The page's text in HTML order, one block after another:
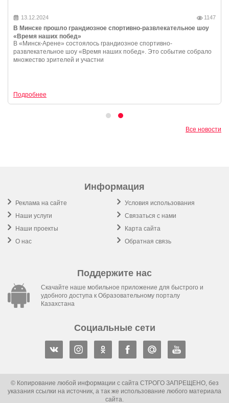
13.12.2024 1147
В Минске прошло грандиозное спортивно-развлекательное шоу
«Время наших побед»
В «Минск-Арене» состоялось грандиозное спортивно-
развлекательное шоу «Время наших побед». Это событие собрало
множество зрителей и участни
Подробнее
Все новости
Информация
Реклама на сайте
Наши услуги
Наши проекты
О нас
Условия использования
Связаться с нами
Карта сайта
Обратная связь
Поддержите нас
Скачайте наше мобильное приложение для быстрого и
удобного доступа к Образовательному порталу
Казахстана
Социальные сети
© Копирование любой информации с сайта СТРОГО ЗАПРЕЩЕНО, без
указания ссылки на источник, а так же использование любого материала
сайта.